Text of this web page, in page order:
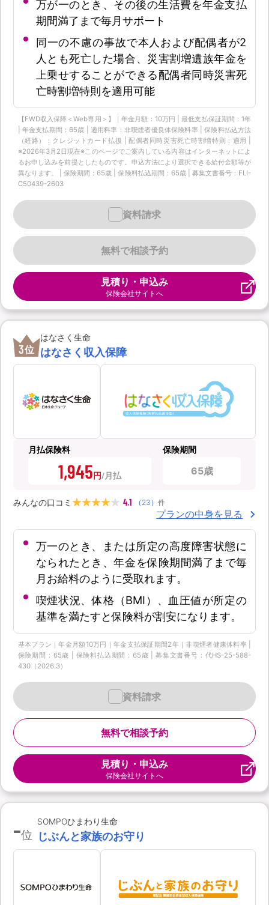
万が一のとき、その後の生活費を年金支払
期間満了まで毎月サポート
同一の不慮の事故で本人および配偶者が2
人とも死亡した場合、災害割増遺族年金を
上乗せすることができる配偶者同時災害死
亡時割増特則を適用可能
【FWD収入保障＜Web専用＞】｜年金月額：10万円 | 最低支払保証期間：1年
| 年金支払期間：65歳 | 適用料率：非喫煙者優良体保険料率 | 保険料払込方法
（経路）：クレジットカード払扱 | 配偶者同時災害死亡時割増特則：適用 |
※2026年3月2日現在※このページでご案内している内容はインターネットによ
るお申し込みを前提としたものです。申込方法により選択できる給付金額等が
異なります。 | 保険期間：65歳 | 保険料払込期間：65歳 | 募集文書番号：FLI-
C50439-2603
無料で相談予約
資料請求
見積り・申込み
保険会社サイトへ
3位
はなさく生命
はなさく収入保障
月払保険料
1,945円
保険期間
65歳
みんなの口コミ 4.1 （ 23 ） 件
プランの中身を見る
万一のとき、または所定の高度障害状態に
なられたとき、年金を保険期間満了まで毎
月お給料のように受取れます。
喫煙状況、体格（BMI）、血圧値が所定の
基準を満たすと保険料が割安になります。
基本プラン｜年金月額10万円｜年金支払保証期間2年｜非喫煙者健康体料率 |
保険期間：65歳 | 保険料払込期間：65歳 | 募集文書番号：代HS-25-588-
430（2026.3）
無料で相談予約
資料請求
見積り・申込み
保険会社サイトへ
-位
SOMPOひまわり生命
じぶんと家族のお守り